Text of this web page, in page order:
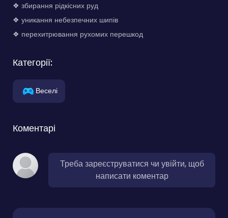
❖ збирання рідкісних руд
❖ уникання небезпечних шипів
❖ перехитрювання рухомих перешкод
Категорії:
Веселі
Коментарі
Треба зареєструватися чи увійти, щоб
написати коментар